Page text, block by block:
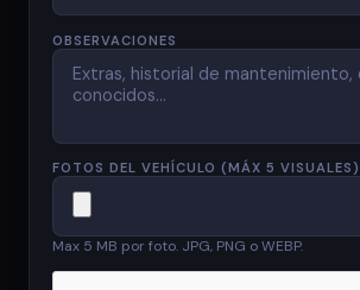
OBSERVACIONES
FOTOS DEL VEHÍCULO (MÁX 5 VISUALES)
Max 5 MB por foto. JPG, PNG o WEBP.